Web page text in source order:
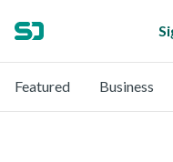
Featured Business